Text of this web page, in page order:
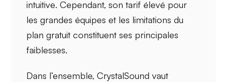
intuitive. Cependant, sontarif élevé pour
les grandes équipes et les limitations du
plan gratuit constituent ses principales
faiblesses.
Dans l’ensemble,CrystalSound vaut